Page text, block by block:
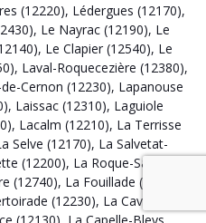
(12220), Lédergues (12170),
, Le Nayrac (12190), Le
, Le Clapier (12540), Le
, Laval-Roquecezière (12380),
Cernon (12230), Lapanouse
, Laissac (12310), Laguiole
, Lacalm (12210), La Terrisse
Selve (12170), La Salvetat-
(12200), La Roque-Sainte-
(12740), La Fouillade (12270)
(12230), La Cavalerie